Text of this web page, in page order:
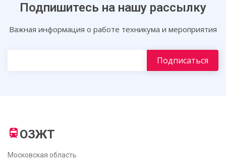
Подпишитесь на нашу рассылку
Важная информация о работе техникума и мероприятия
ОЗЖТ
Московская область